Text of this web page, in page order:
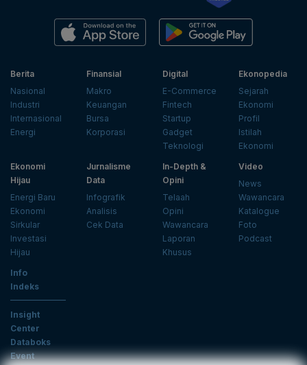
Berita
Nasional
Industri
Internasional
Energi
Finansial
Makro
Keuangan
Bursa
Korporasi
Digital
E-Commerce
Fintech
Startup
Gadget
Teknologi
Ekonopedia
Sejarah
Ekonomi
Profil
Istilah
Ekonomi
Ekonomi
Hijau
Energi Baru
Ekonomi
Sirkular
Investasi
Hijau
Jurnalisme
Data
Infografik
Analisis
Cek Data
In-Depth &
Opini
Telaah
Opini
Wawancara
Laporan
Khusus
Video
News
Wawancara
Katalogue
Foto
Podcast
Info
Indeks
Insight
Center
Databoks
Event